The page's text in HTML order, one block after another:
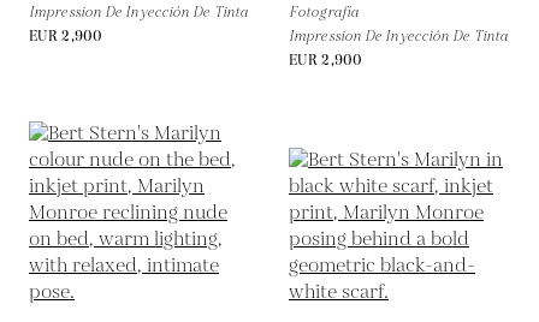
Impression De Inyección De Tinta
EUR 2,900
Fotografía
Impression De Inyección De Tinta
EUR 2,900